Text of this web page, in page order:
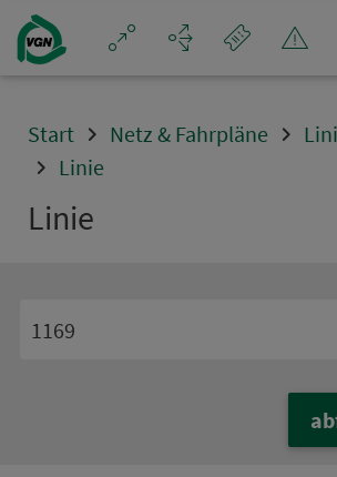
Navigation überspringen
Start Netz & Fahrpläne
Linie
Linie